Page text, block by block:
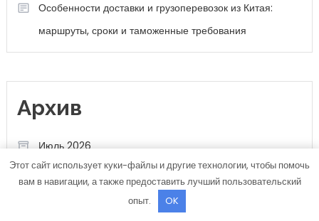
Особенности доставки и грузоперевозок из Китая:
маршруты, сроки и таможенные требования
Архив
Июль 2026
Июнь 2026
Этот сайт использует куки-файлы и другие технологии, чтобы помочь
вам в навигации, а также предоставить лучший пользовательский
опыт.
OK